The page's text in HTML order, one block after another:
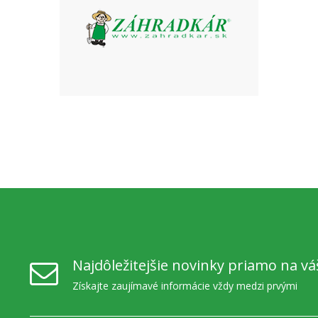
Najdôležitejšie novinky priamo na
Získajte zaujímavé informácie vždy medzi prvými